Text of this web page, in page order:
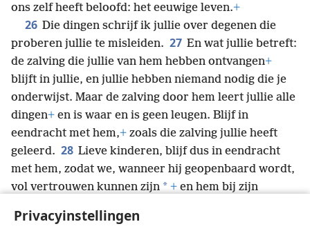
Privacyinstellingen
ons zelf heeft beloofd: het eeuwige leven.+
26 Die dingen schrijf ik jullie over degenen die
proberen jullie te misleiden. 27 En wat jullie betreft:
de zalving die jullie van hem hebben ontvangen+
blijft in jullie, en jullie hebben niemand nodig die je
onderwijst. Maar de zalving door hem leert jullie alle
dingen+ en is waar en is geen leugen. Blijf in
eendracht met hem,+ zoals die zalving jullie heeft
geleerd. 28 Lieve kinderen, blijf dus in eendracht
met hem, zodat we, wanneer hij geopenbaard wordt,
vol vertrouwen kunnen zijn * + en hem bij zijn
gaan. 29 Als jullie weten dat hij rechtvaardig is,